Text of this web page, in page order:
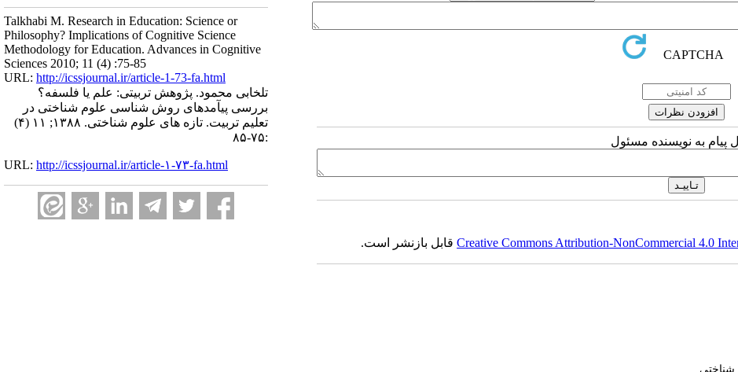
Talkhabi M. Research in Education: Science or
Philosophy? Implications of Cognitive Science
Methodology for Education. Advances in Cognitive
Sciences 2010; 11 (4) :75-85
URL: http://icssjournal.ir/article-1-73-fa.html
تلخابی محمود. پژوهش تربیتی: علم یا فلسفه؟
بررسی پیآمدهای روش شناسی علوم شناختی در
تعلیم تربیت. تازه های علوم شناختی. ۱۳۸۸; ۱۱ (۴)
:۷۵-۸۵
URL: http://icssjournal.ir/article-۱-۷۳-fa.html
پیام به نویسنده مسئول
Creative Commons Attribution-NonCommercial 4.0قابل بازنشر است.